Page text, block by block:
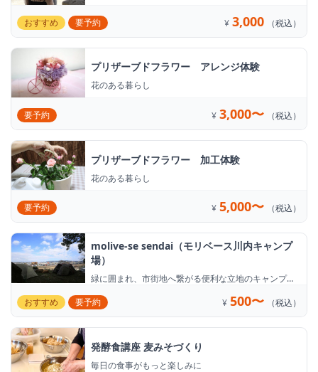
おすすめ 要予約 ¥ 3,000 （税込）
プリザーブドフラワー アレンジ体験
花のある暮らし
要予約 ¥ 3,000〜 （税込）
プリザーブドフラワー 加工体験
花のある暮らし
要予約 ¥ 5,000〜 （税込）
molive-se sendai（モリベース川内キャンプ
場）
緑に囲まれ、市街地へ繋がる便利な立地のキャンプ
おすすめ
要予約 ¥ 500〜 （税込）
発酵食講座 麦みそづくり
毎日の食事がもっと楽しみに